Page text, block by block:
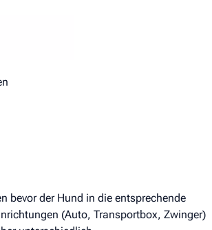
bevor der Hund in die entsprechende
(Auto, Transportbox, Zwinger)